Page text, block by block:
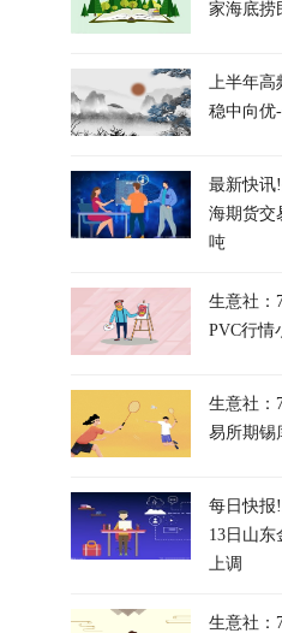
家海底捞
上半年高
稳中向优
最新快讯
海期货交
吨
生意社：
PVC行情
生意社：
易所期锡
每日快报
13日山东
上调
生意社：